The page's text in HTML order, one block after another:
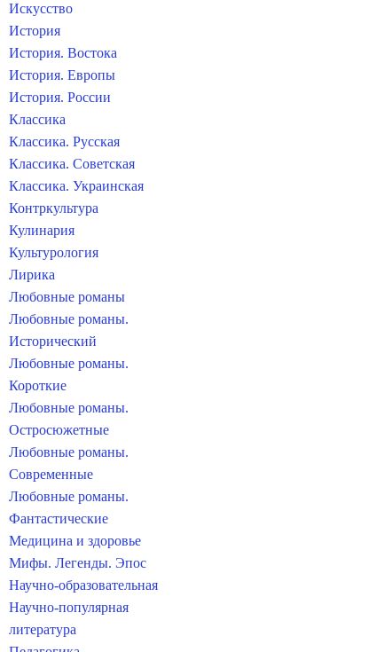
Искусство
История
История. Востока
История. Европы
История. России
Классика
Классика. Русская
Классика. Советская
Классика. Украинская
Контркультура
Кулинария
Культурология
Лирика
Любовные романы
Любовные романы.
Исторический
Любовные романы.
Короткие
Любовные романы.
Остросюжетные
Любовные романы.
Современные
Любовные романы.
Фантастические
Медицина и здоровье
Мифы. Легенды. Эпос
Научно-образовательная
Научно-популярная
литература